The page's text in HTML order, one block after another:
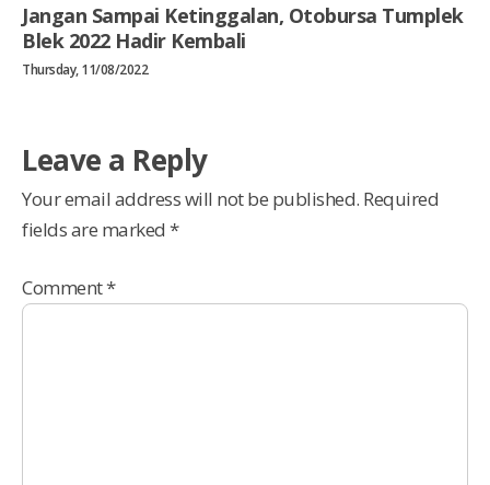
Jangan Sampai Ketinggalan, Otobursa Tumplek
Blek 2022 Hadir Kembali
Thursday, 11/08/2022
Leave a Reply
Your email address will not be published. Required
fields are marked *
Comment*